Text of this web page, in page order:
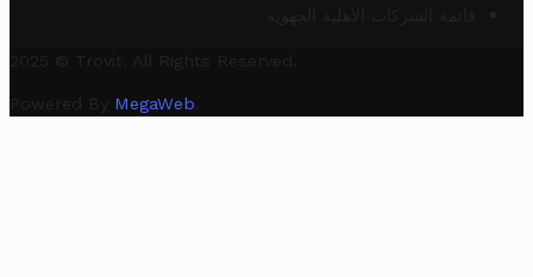
قائمة الشركات الأهلية الجهوية
2025 © Trovit. All Rights Reserved.
Powered By MegaWeb